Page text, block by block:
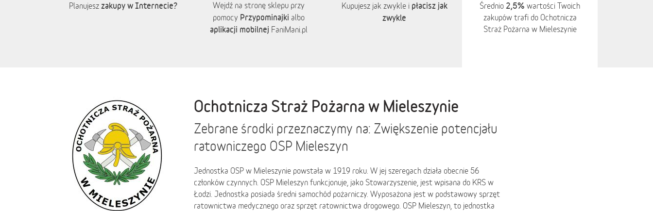
Planujesz zakupy w Internecie?
Wejdź na stronę sklepu przy
pomocy Przypominajki albo
aplikacji mobilnej FaniMani.pl
Kupujesz jak zwykle i płacisz jak
zwykle
Średnio 2,5% wartości Twoich
zakupów trafi do Ochotnicza
Straż Pożarna w Mieleszynie
Ochotnicza Straż Pożarna w Mieleszynie
Zebrane środki przeznaczymy na: Zwiększenie potencjału
ratowniczego OSP Mieleszyn
Jednostka OSP w Mieleszynie powstała w 1919 roku. W jej szeregach działa obecnie 56
członków czynnych. OSP Mieleszyn funkcjonuje, jako Stowarzyszenie, jest wpisana do KRS w
Łodzi. Jednostka posiada średni samochód pożarniczy. Wyposażona jest w podstawowy sprzęt
ratownictwa medycznego oraz sprzęt ratownictwa drogowego. OSP Mieleszyn, to jednostka